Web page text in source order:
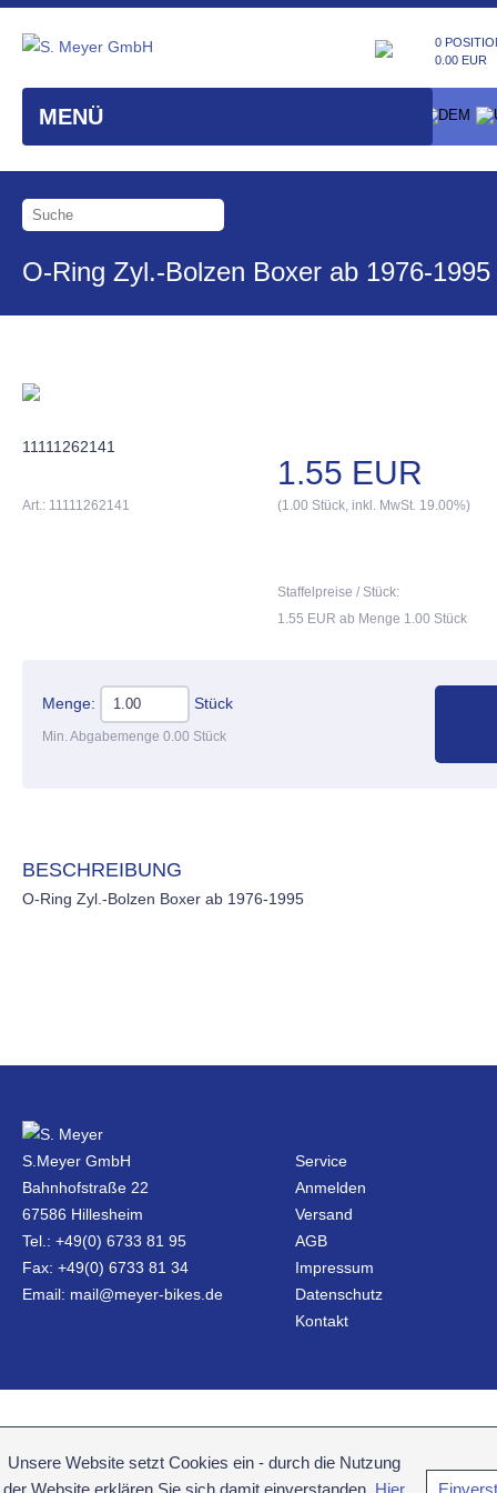
MENÜ
0
0.00 EUR
O-Ring Zyl.-Bolzen Boxer ab 1976-1995
11111262141
1.55 EUR
Art.: 11111262141 (1.00 Stück, inkl. MwSt. 19.00%)
Staffelpreise / Stück:
1.55 EUR ab Menge 1.00 Stück
Menge: Stück
Min. Abgabemenge 0.00 Stück
BESCHREIBUNG
O-Ring Zyl.-Bolzen Boxer ab 1976-1995
S.Meyer GmbH
Bahnhofstraße 22
67586 Hillesheim
Tel.: +49(0) 6733 81 95
Fax: +49(0) 6733 81 34
Email: mail@meyer-bikes.de
Service
Anmelden
Versand
AGB
Impressum
Datenschutz
Kontakt
Unsere Website setzt Cookies ein - durch die Nutzung
der Website erklären Sie sich damit einverstanden. Hier